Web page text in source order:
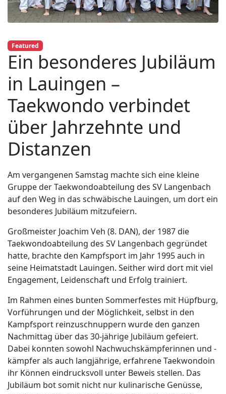
Featured
Ein besonderes Jubiläum
in Lauingen –
Taekwondo verbindet
über Jahrzehnte und
Distanzen
Am vergangenen Samstag machte sich eine kleine
Gruppe der Taekwondoabteilung des SV Langenbach
auf den Weg in das schwäbische Lauingen, um dort ein
besonderes Jubiläum mitzufeiern.
Großmeister Joachim Veh (8. DAN), der 1987 die
Taekwondoabteilung des SV Langenbach gegründet
hatte, brachte den Kampfsport im Jahr 1995 auch in
seine Heimatstadt Lauingen. Seither wird dort mit viel
Engagement, Leidenschaft und Erfolg trainiert.
Im Rahmen eines bunten Sommerfestes mit Hüpfburg,
Vorführungen und der Möglichkeit, selbst in den
Kampfsport reinzuschnuppern wurde den ganzen
Nachmittag über das 30-jährige Jubiläum gefeiert.
Dabei konnten sowohl Nachwuchskämpferinnen und -
kämpfer als auch langjährige, erfahrene Taekwondoin
ihr Können eindrucksvoll unter Beweis stellen. Das
Jubiläum bot somit nicht nur kulinarische Genüsse,